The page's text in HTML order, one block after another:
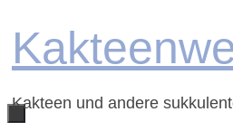
Inhalt
Kakteen und andere